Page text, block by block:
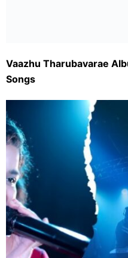
Vaazhu Tharubavarae
Songs